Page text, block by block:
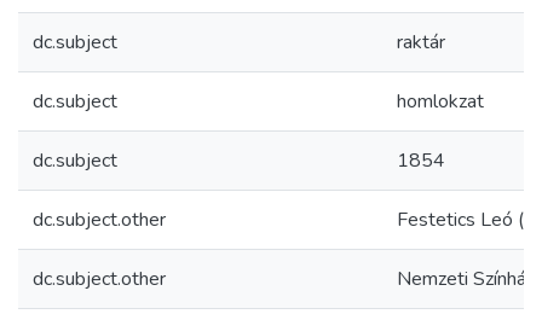
dc.subject raktár
dc.subject homlokzat
dc.subject 1854
dc.subject.other Festetics Leó
dc.subject.other Nemzeti